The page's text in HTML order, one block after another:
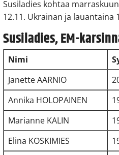
Susiladies kohtaa
12.11. Ukrainan ja lauantaina
Susiladies, EM-
Nimi
Janette AARNIO
Annika HOLOPAINEN
Marianne KALIN
Elina KOSKIMIES